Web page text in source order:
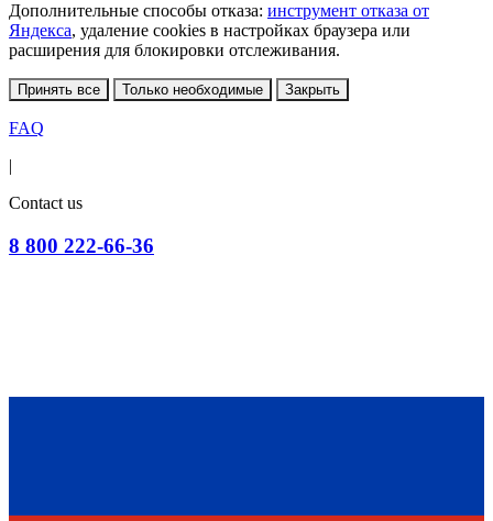
Дополнительные способы отказа: инструмент отказа от
Яндекса, удаление cookies в настройках браузера или
расширения для блокировки отслеживания.
Принять все Только необходимые Закрыть
FAQ
|
Contact us
8 800 222-66-36